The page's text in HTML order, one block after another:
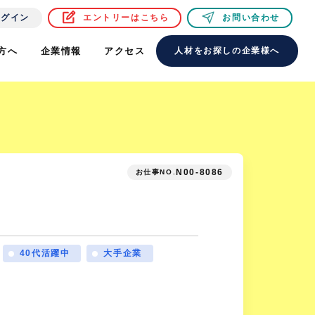
イン エントリーはこちら お問い合わせ
へ 企業情報 アクセス 人材をお探しの企業様へ
お仕事NO. N00-8086
40代活躍中 大手企業